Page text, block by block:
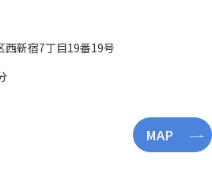
西新宿7丁目19番19号
MAP